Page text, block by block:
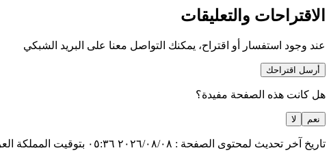
الاقتراحات والتعليقات
عند وجود استفسار أو اقتراح، يمكنك التواصل معنا على البريد الشبكي
أرسل اقتراحك
هل كانت هذه الصفحة مفيدة؟
نعم لا
تاريخ آخر تحديث لمحتوى الصفحة : ٢٠٢٦/٠٨/٠٨ ٠٥:٣٦ بتوقيت المملكة